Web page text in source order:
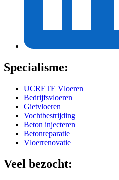
Specialisme:
UCRETE Vloeren
Bedrijfsvloeren
Gietvloeren
Vochtbestrijding
Beton injecteren
Betonreparatie
Vloerrenovatie
Veel bezocht: